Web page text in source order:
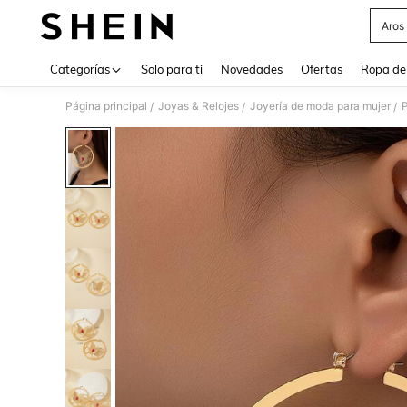
Aros
Categorías Solo para ti Novedades Ofertas Ropa
Página principal / Joyas & Relojes / Joyería de moda para mujer /